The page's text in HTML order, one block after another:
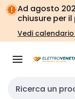
Vai alla
navigazione
Vai
alla
pagina
Ad agosto
chiusure per
Vedi
Cerca input